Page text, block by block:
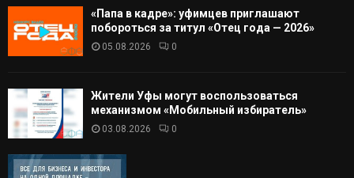
«Папа в кадре»: уфимцев приглашают
побороться за титул «Отец года — 2026»
05.08.2026 0
Жители Уфы могут воспользоваться
механизмом «Мобильный избиратель»
03.08.2026 0